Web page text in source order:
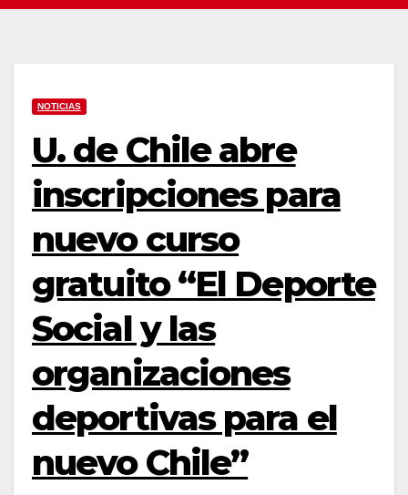
NOTICIAS
U. de Chile abre
inscripciones para
nuevo curso
gratuito “El Deporte
Social y las
organizaciones
deportivas para el
nuevo Chile”